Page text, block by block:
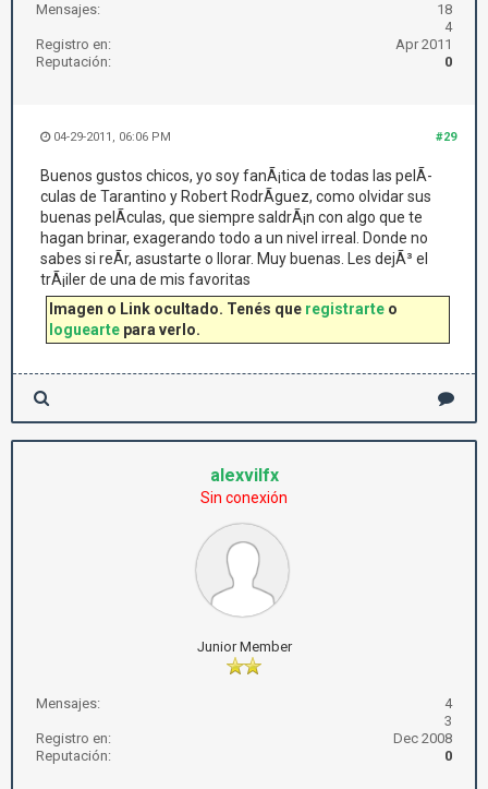
Mensajes:
18
4
Registro en:
Apr 2011
Reputación:
0
#29
04-29-2011, 06:06 PM
Buenos gustos chicos, yo soy fanÃ¡tica de todas las pelÃ­
culas de Tarantino y Robert RodrÃ­guez, como olvidar sus
buenas pelÃ­culas, que siempre saldrÃ¡n con algo que te
hagan brinar, exagerando todo a un nivel irreal. Donde no
sabes si reÃ­r, asustarte o llorar. Muy buenas. Les dejÃ³ el
trÃ¡iler de una de mis favoritas
Imagen o Link ocultado. Tenés que registrarte o
loguearte para verlo.
alexvilfx
Sin conexión
Junior Member
Mensajes:
4
3
Registro en:
Dec 2008
Reputación:
0